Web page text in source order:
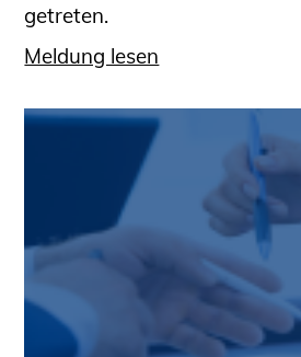
getreten.
Meldung lesen